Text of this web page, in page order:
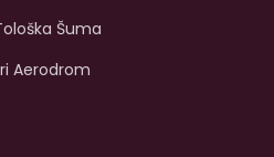
Šuma
Aerodrom